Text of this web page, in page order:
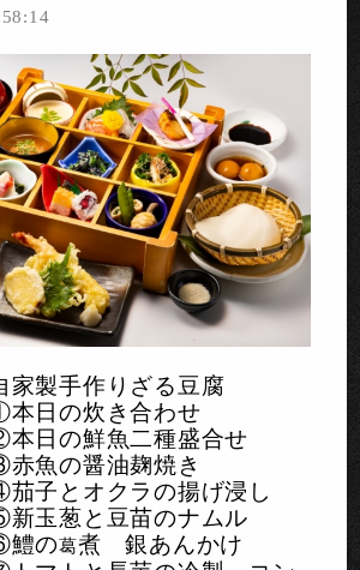
製手作りざる豆腐
日の炊き合わせ
の鮮魚二種盛合せ
の醤油麹焼き
オクラの揚げ浸し
葱と豆苗のナムル
の葛煮 銀あんかけ